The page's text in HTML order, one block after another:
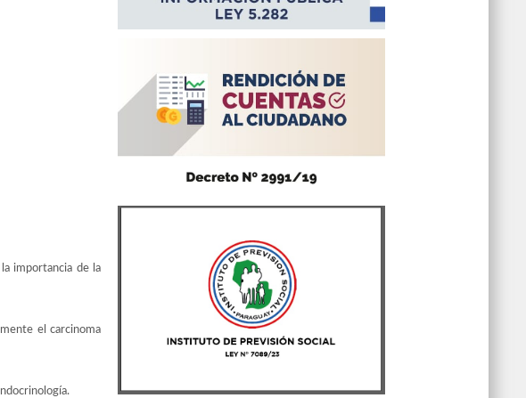
importancia de la
el carcinoma